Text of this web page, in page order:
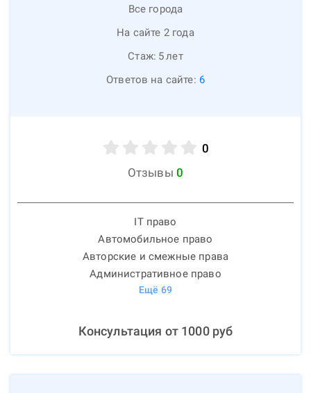
Все города
На сайте 2 года
Стаж: 5лет
Ответов на сайте: 6
0
Отзывы 0
IT право
Автомобильное право
Авторские и смежные права
Административное право
Ещё 69
Консультация от 1000руб